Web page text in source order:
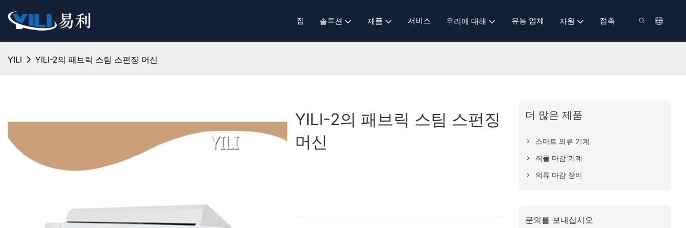
집 솔루션 제품 서비스 우리에 대해 유통 업체 자원 접촉
YILI YILI-2의 패브릭 스팀 스펀징 머신
YILI-2의 패브릭 스팀 스펀징
머신
더 많은 제품
스마트 의류 기계
직물 마감 기계
의류 마감 장비
문의를 보내십시오